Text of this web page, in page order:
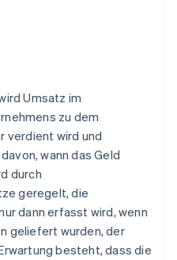
Umsatz im
zu dem
verdient wird und
wann das Geld
durch
geregelt, die
dann erfasst wird, wenn
geliefert wurden, der
besteht, dass die